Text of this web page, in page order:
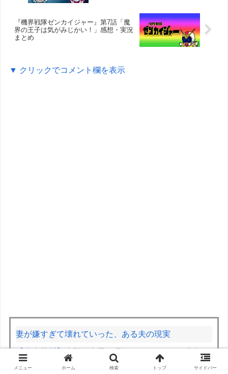
『機界戦隊ゼンカイジャー』第7話「魔
界の王子は気がみじかい！」感想・実況
まとめ
▼ クリックでコメント欄を表示
妻が嫌すぎて壊れていった、ある夫の現実
【日本横断】大型の台風15号(チャンホン)…お盆休み
の天気に影響するおそれ
メニュー ホーム 検索 トップ サイドバー